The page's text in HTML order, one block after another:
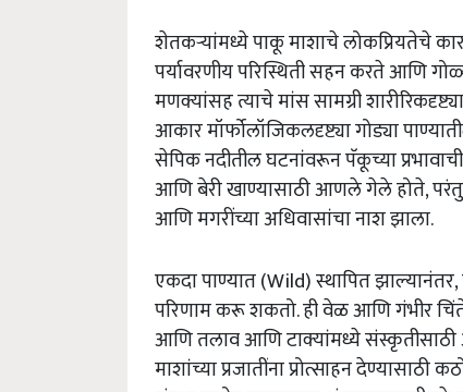
शेतकऱ्यांमध्ये पाकू माशाचे लोकप्रियतेचे
पर्यावरणीय परिस्थिती सहन करते आणि
मणक्यांसह त्याचे मांस सामग्री
आकार मॉर्फोलॉजिकलदृष्ट्या गोड्या
सेपिक नदीतील घटनांवरून पॅकूच्या
आणि बेरी खाण्यासाठी आणले गेले होते, परंतु
आणि मगरींच्या अधिवासांचा नाश झाला.
एकदा पाण्यात (Wild) स्थापित
परिणाम करू शकतो. ही वेळ आणि गंभीर
आणि तलाव आणि टाक्यांमध्ये संस्कृतीसाठी
माशांच्या प्रजातींना प्रोत्साहन